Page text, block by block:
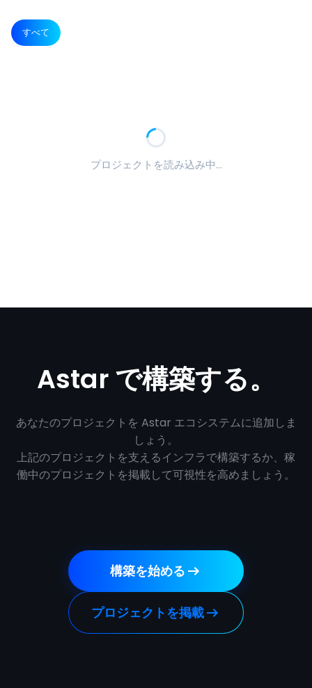
すべて
プロジェクトを読み込み中...
Astar で構築する。
あなたのプロジェクトを Astar エコシステムに追加しま
しょう。
上記のプロジェクトを支えるインフラで構築するか、稼
働中のプロジェクトを掲載して可視性を高めましょう。
構築を始める
プロジェクトを掲載